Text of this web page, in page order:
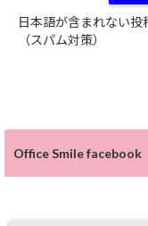
日本語が含まれない投
（スパム対策）
Office Smile facebook